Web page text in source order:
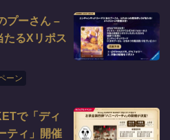
プーさん –
たるXリポス
ーン
で「ディ
ティ」開催